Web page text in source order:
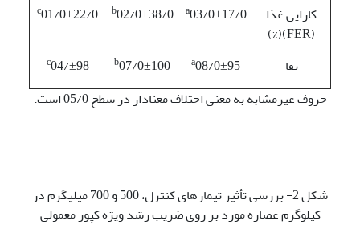
کارایی غذا
(FER)(%)
a03/0±17/0
b02/0±38/0
c01/0±22/0
بقا a08/0±95
b07/0±100
c04/±98
حروف غیرمشابه به معنی اختلاف معنا­دار در سطح 05/0 است.
شکل 2- بررسی تأثیر تیمارهای کنترل، 500 و 700 میلی­گرم در
کیلوگرم عصاره مورد بر روی ضریب رشد ویژه کپور معمولی